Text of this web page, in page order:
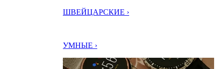
ШВЕЙЦАРСКИЕ ›
УМНЫЕ ›